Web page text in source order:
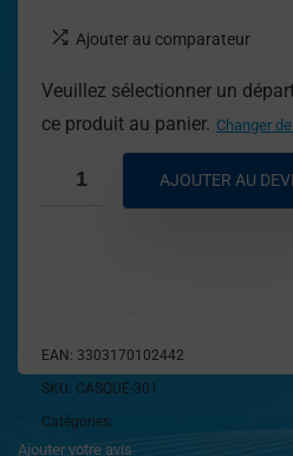
Ajouter au comparateur
Veuillez sélectionner un
ce produit au panier. Changer
AJOUTER AU
EAN: 3303170102442
SKU: CASQUE-301
Catégories:
Ajouter votre avis